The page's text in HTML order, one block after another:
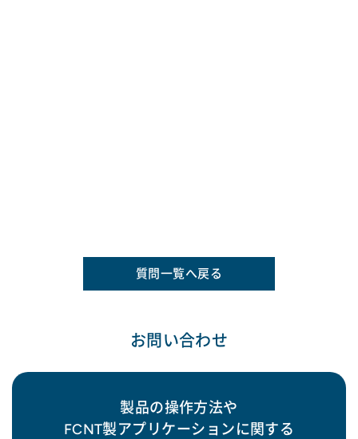
質問一覧へ戻る
お問い合わせ
製品の操作方法や
FCNT製アプリケーションに関する